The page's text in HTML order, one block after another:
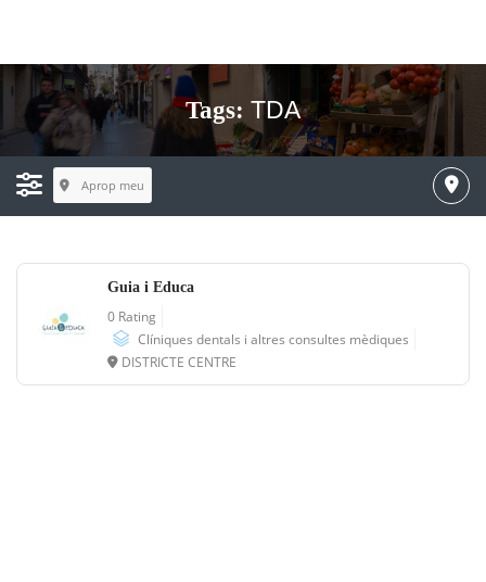
Tags: TDA
Aprop meu
Guia i Educa
0 Rating
Clíniques dentals i altres consultes mèdiques
DISTRICTE CENTRE